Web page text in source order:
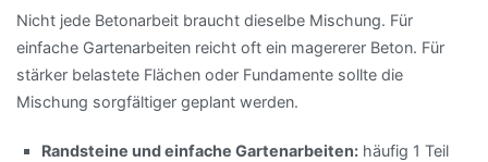
Nicht jede Betonarbeit braucht dieselbe Mischung. Für
einfache Gartenarbeiten reicht oft ein magererer Beton. Für
stärker belastete Flächen oder Fundamente sollte die
Mischung sorgfältiger geplant werden.
Randsteine und einfache Gartenarbeiten: häufig 1 Teil